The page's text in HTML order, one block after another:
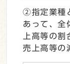
②指定業種
あって、全
上高等の
売上高等の